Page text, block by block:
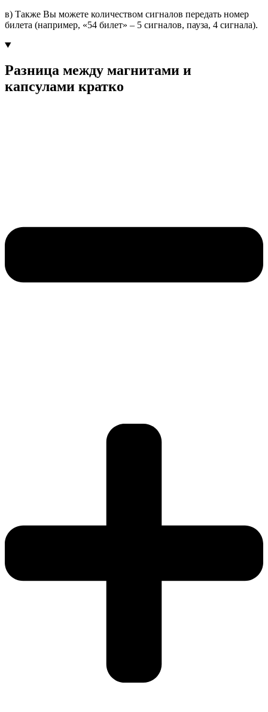
в) Также Вы можете количеством сигналов передать номер
билета (например, «54 билет» – 5 сигналов, пауза, 4 сигнала).
Разница между магнитами и
капсулами кратко